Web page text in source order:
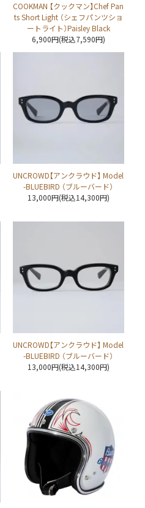
COOKMAN 【クックマン】Chef Pan
ts Short Light （シェフパンツショ
ートライト）Paisley Black
6,900円(税込7,590円)
UNCROWD【アンクラウド】 Model
-BLUEBIRD （ブルーバード）
13,000円(税込14,300円)
UNCROWD【アンクラウド】 Model
-BLUEBIRD （ブルーバード）
13,000円(税込14,300円)